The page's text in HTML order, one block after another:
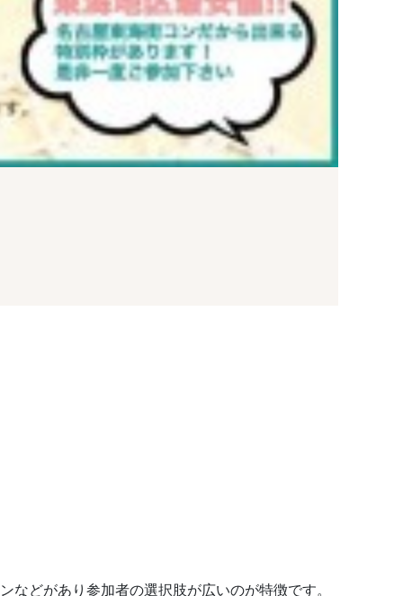
どがあり参加者の選択肢が広いのが特徴です。